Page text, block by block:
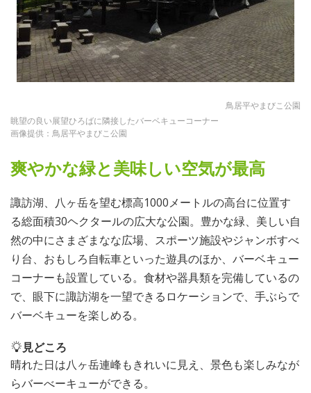
鳥居平やまびこ公園
眺望の良い展望ひろばに隣接したバーベキューコーナー
画像提供：鳥居平やまびこ公園
爽やかな緑と美味しい空気が最高
諏訪湖、八ヶ岳を望む標高1000メートルの高台に位置す
る総面積30ヘクタールの広大な公園。豊かな緑、美しい自
然の中にさまざまなな広場、スポーツ施設やジャンボすべ
り台、おもしろ自転車といった遊具のほか、バーベキュー
コーナーも設置している。食材や器具類を完備しているの
で、眼下に諏訪湖を一望できるロケーションで、手ぶらで
バーベキューを楽しめる。
見どころ
晴れた日は八ヶ岳連峰もきれいに見え、景色も楽しみなが
らバーべーキューができる。